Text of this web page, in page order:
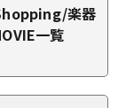
楽器
一覧